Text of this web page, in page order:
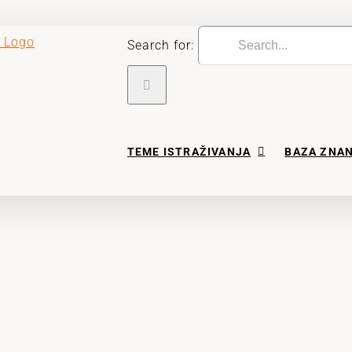
Search for:
TEME ISTRAŽIVANJA BAZA